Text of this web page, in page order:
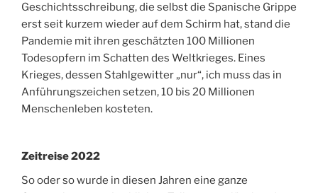
Geschichtsschreibung, die selbst die Spanische Grippe
erst seit kurzem wieder auf dem Schirm hat, stand die
Pandemie mit ihren geschätzten 100 Millionen
Todesopfern im Schatten des Weltkrieges. Eines
Krieges, dessen Stahlgewitter „nur“, ich muss das in
Anführungszeichen setzen, 10 bis 20 Millionen
Menschenleben kosteten.
Zeitreise 2022
So oder so wurde in diesen Jahren eine ganze